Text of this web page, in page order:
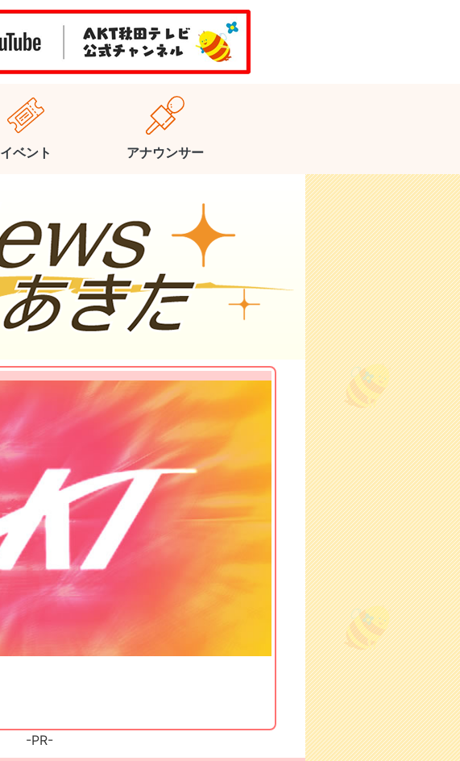
イベント アナウンサー
-PR-